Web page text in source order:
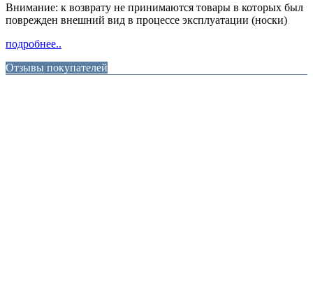
Внимание: к возврату не принимаются товары в которых был
поврежден внешний вид в процессе эксплуатации (носки)
подробнее..
Отзывы покупателей